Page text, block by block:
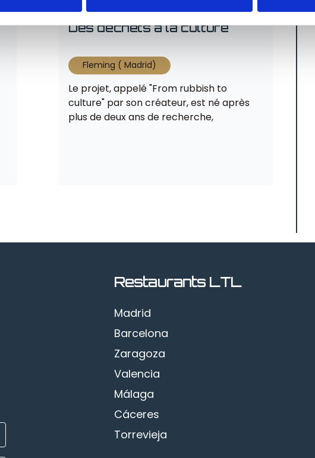
Des déchets à la culture
Fleming ( Madrid)
Le projet, appelé "From rubbish to
culture" par son créateur, est né après
plus de deux ans de recherche,
Restaurants LTL
Madrid
Barcelona
Zaragoza
Valencia
Málaga
Cáceres
Torrevieja